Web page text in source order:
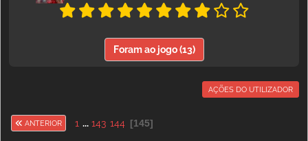
Foram ao jogo (13)
AÇÕES DO UTILIZADOR
ANTERIOR 1 ... 143 144 145